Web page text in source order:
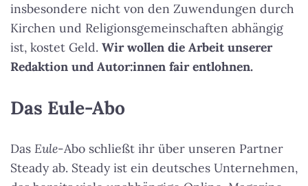
insbesondere nicht von den Zuwendungen durch
Kirchen und Religionsgemeinschaften abhängig
ist, kostet Geld. Wir wollen die Arbeit unserer
Redaktion und Autor:innen fair entlohnen.
Das Eule-Abo
Das Eule-Abo schließt ihr über unseren Partner
Steady ab. Steady ist ein deutsches Unternehmen,